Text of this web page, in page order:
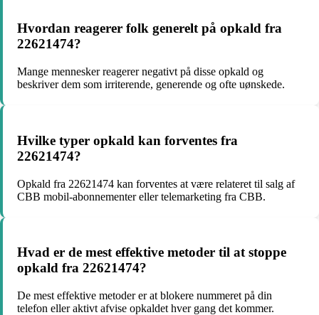
Hvordan reagerer folk generelt på opkald fra
22621474?
Mange mennesker reagerer negativt på disse opkald og
beskriver dem som irriterende, generende og ofte uønskede.
Hvilke typer opkald kan forventes fra
22621474?
Opkald fra 22621474 kan forventes at være relateret til salg af
CBB mobil-abonnementer eller telemarketing fra CBB.
Hvad er de mest effektive metoder til at stoppe
opkald fra 22621474?
De mest effektive metoder er at blokere nummeret på din
telefon eller aktivt afvise opkaldet hver gang det kommer.